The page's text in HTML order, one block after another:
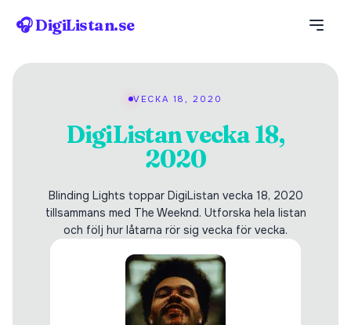
🎧 DigiListan.se
VECKA 18, 2020
DigiListan vecka 18,
2020
Blinding Lights toppar DigiListan vecka 18, 2020
tillsammans med The Weeknd. Utforska hela listan
och följ hur låtarna rör sig vecka för vecka.